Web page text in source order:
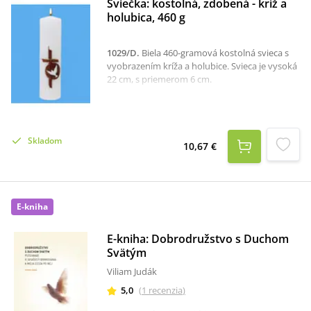
Sviečka: kostolná, zdobená - kríž a
holubica, 460 g
1029/D. Biela 460-gramová kostolná svieca s
vyobrazením kríža a holubice. Svieca je vysoká
22 cm, s priemerom 6 cm.
Skladom 10,67 €
E-kniha
E-kniha: Dobrodružstvo s Duchom
Svätým
Viliam Judák
5,0 (1 recenzia)